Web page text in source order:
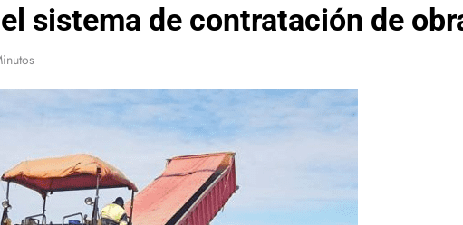
sistema de contratación de